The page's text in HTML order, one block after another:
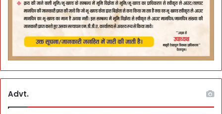
Advt.